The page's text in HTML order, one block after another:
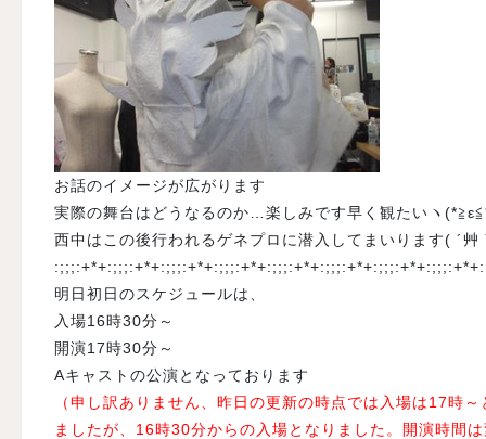
お話のイメージが広がります
実際の舞台はどうなるのか…楽しみです早く観たいヽ
西中はこの後行われるゲネプロに潜入してまいります( ´艸
明日初日のスケジュールは、
入場16時30分～
開演17時30分～
Aキャストの公演となっております
（申し訳ありません、昨日の更新の時点では入場は17時
ましたが、16時30分からの入場となりました。開演時間